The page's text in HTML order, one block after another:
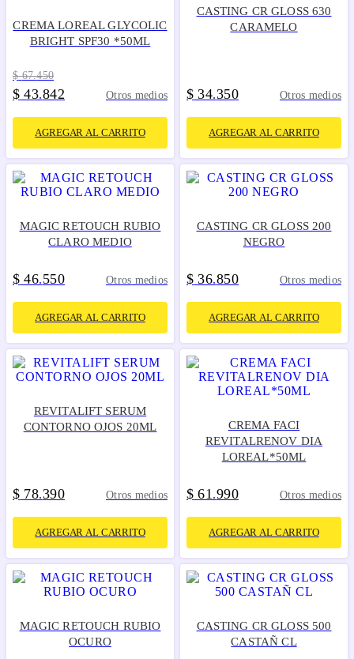
CREMA LOREAL GLYCOLIC
BRIGHT SPF30 *50ML
$ 67.450
$ 43.842 Otros medios
AGREGAR AL CARRITO
CASTING CR GLOSS 630
CARAMELO
$ 34.350 Otros medios
AGREGAR AL CARRITO
MAGIC RETOUCH RUBIO
CLARO MEDIO
$ 46.550 Otros medios
AGREGAR AL CARRITO
CASTING CR GLOSS 200
NEGRO
$ 36.850 Otros medios
AGREGAR AL CARRITO
REVITALIFT SERUM
CONTORNO OJOS 20ML
$ 78.390 Otros medios
AGREGAR AL CARRITO
CREMA FACI
REVITALRENOV DIA
LOREAL*50ML
$ 61 .990 Otros medios
AGREGAR AL CARRITO
MAGIC RETOUCH RUBIO
OCURO
CASTING CR GLOSS 500
CASTAÑ CL